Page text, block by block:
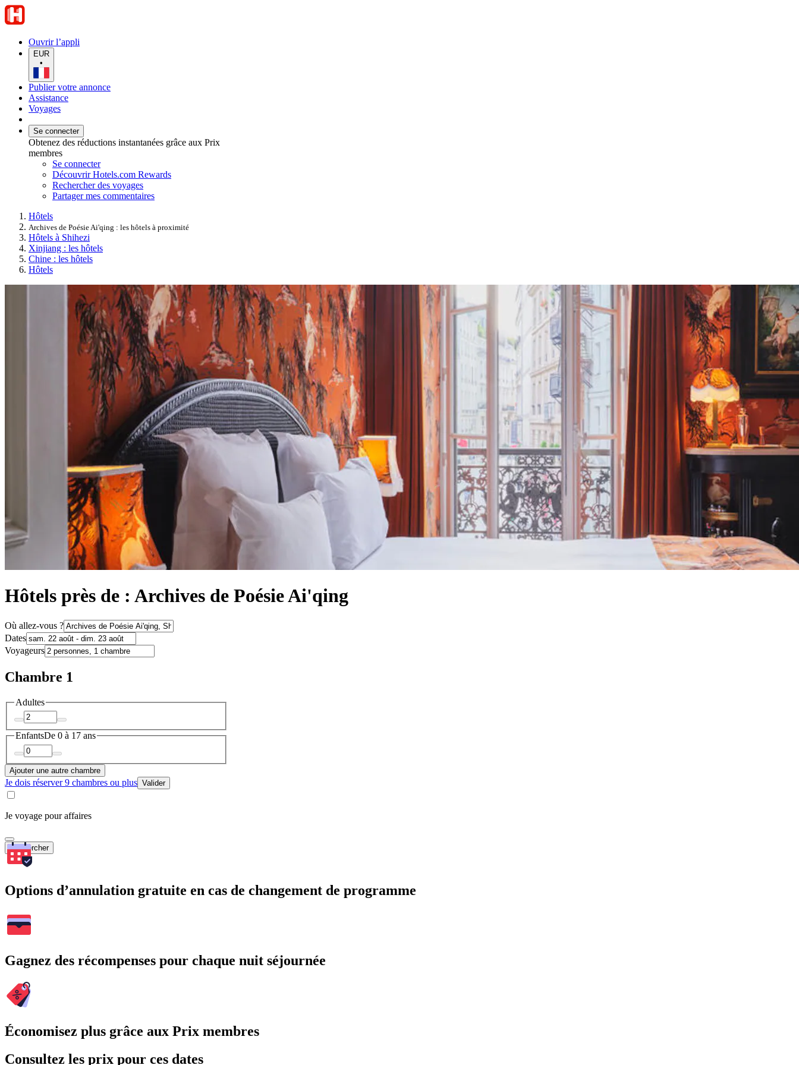
Ouvrir l’appli
EUR
•
Publier votre annonce
Assistance
Voyages
Se connecter
Obtenez des réductions instantanées grâce aux Prix
membres
Se connecter
Découvrir Hotels.com Rewards
Rechercher des voyages
Partager mes commentaires
Hôtels
Archives de Poésie Ai'qing : les hôtels à proximité
Hôtels à Shihezi
Xinjiang : les hôtels
Chine : les hôtels
Hôtels
Hôtels près de : Archives de Poésie Ai'qing
Où allez-vous ?
Dates
Voyageurs
Chambre 1
Adultes
EnfantsDe 0 à 17 ans
Ajouter une autre chambre
Je dois réserver 9 chambres ou plus Valider
Je voyage pour affaires
Rechercher
Options d’annulation gratuite en cas de changement de programme
Gagnez des récompenses pour chaque nuit séjournée
Économisez plus grâce aux Prix membres
Consultez les prix pour ces dates